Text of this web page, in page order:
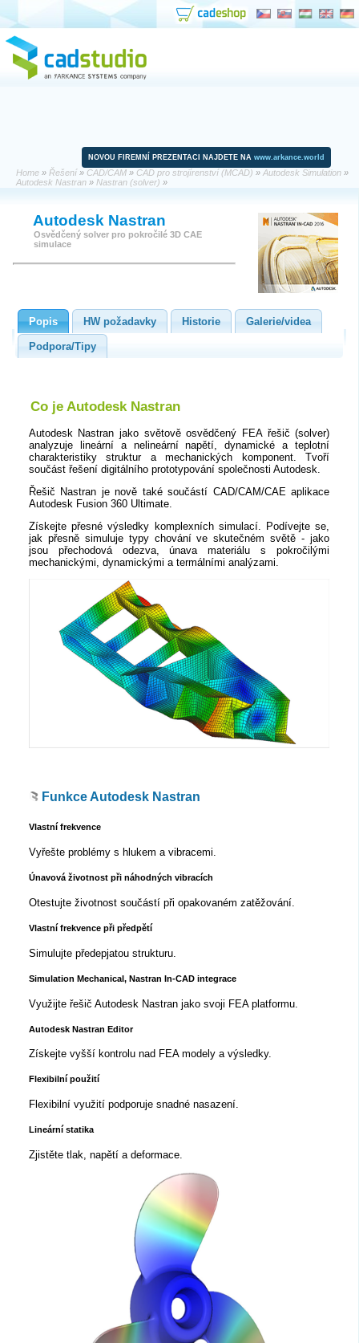
NOVOU FIREMNÍ PREZENTACI NAJDETE NA www.arkance.world
Home » Řešení» CAD/CAM » CAD pro strojírenství (MCAD) » Autodesk Simulation »
Autodesk Nastran » Nastran (solver) »
Autodesk Nastran
Osvědčený solver pro pokročilé 3D CAE
simulace
Popis HW požadavky Historie Galerie/videa
Podpora/Tipy
Co je Autodesk Nastran
Autodesk Nastran jako světově osvědčený FEA řešič (solver)
analyzuje lineární a nelineární napětí, dynamické a teplotní
charakteristiky struktur a mechanických komponent. Tvoří
součást řešení digitálního prototypování společnosti Autodesk.
Řešič Nastran je nově také součástí CAD/CAM/CAE aplikace
Autodesk Fusion 360 Ultimate.
Získejte přesné výsledky komplexních simulací. Podívejte se,
jak přesně simuluje typy chování ve skutečném světě - jako
jsou přechodová odezva, únava materiálu s pokročilými
mechanickými, dynamickými a termálními analýzami.
Funkce Autodesk Nastran
Vlastní frekvence
Vyřešte problémy s hlukem a vibracemi.
Únavová životnost při náhodných vibracích
Otestujte životnost součástí při opakovaném zatěžování.
Vlastní frekvence při předpětí
Simulujte předepjatou strukturu.
Simulation Mechanical, Nastran In-CAD integrace
Využijte řešič Autodesk Nastran jako svoji FEA platformu.
Autodesk Nastran Editor
Získejte vyšší kontrolu nad FEA modely a výsledky.
Flexibilní použití
Flexibilní využití podporuje snadné nasazení.
Lineární statika
Zjistěte tlak, napětí a deformace.